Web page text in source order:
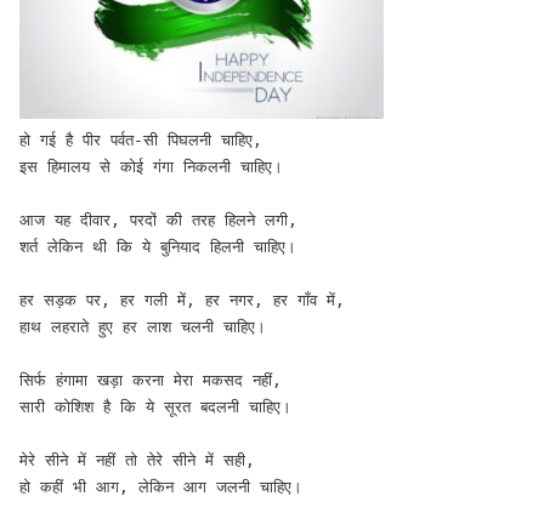
हो गई है पीर पर्वत-सी पिघलनी चाहिए,
इस हिमालय से कोई गंगा निकलनी चाहिए।
आज यह दीवार, परदों की तरह हिलने लगी,
शर्त लेकिन थी कि ये बुनियाद हिलनी चाहिए।
हर सड़क पर, हर गली में, हर नगर, हर गाँव में,
हाथ लहराते हुए हर लाश चलनी चाहिए।
सिर्फ हंगामा खड़ा करना मेरा मकसद नहीं,
सारी कोशिश है कि ये सूरत बदलनी चाहिए।
मेरे सीने में नहीं तो तेरे सीने में सही,
हो कहीं भी आग, लेकिन आग जलनी चाहिए।